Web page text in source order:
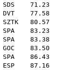
SDS 71.23
DVT 77.58
SZTK 80.57
SPA 83.23
SPA 83.38
GOC 83.50
SPA 86.43
ESP 87.16